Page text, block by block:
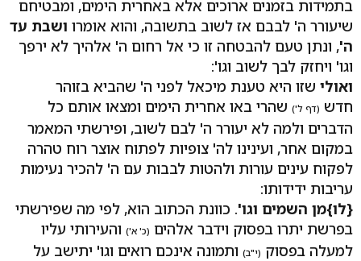
בתמידות בזמנים ארוכים אלא באחרית הימים, ומבטיחם
שיעורר ה' לבבם אז לשוב בתשובה, והוא אומרו ושבת עד
ה', ונתן טעם להבטחה זו כי אל רחום ה' אלהיך לא ירפך
וגו' ויחזק לבך לשוב וגו':
ואולי שזו היא טענת מיכאל לפני ה' שהביא בזוהר
חדש (דף ל') שהרי באו אחרית הימים ומצאו אותם כל
הדברים ולמה לא יעורר ה' לבם לשוב, ופירשתי המאמר
במקום אחר, ועינינו לה' צופיות לפתוח אוצר רוח טהרה
לפקוח עינים עורות ולהטות לבבות עם ה' להכיר נעימות
עריבות ידידותו:
{לו}מן השמים וגו'. כוונת הכתוב הוא, לפי מה שפירשתי
בפרשת יתרו בפסוק וידבר אלהים (כ' א') והעירותי עליו
למעלה בפסוק (י"ב) ותמונה אינכם רואים וגו' יתישב על